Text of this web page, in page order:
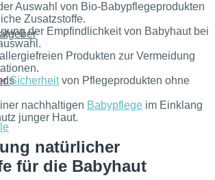
Auswahl von Bio-Babypflegeprodukten
Zusatzstoffe.
der Empfindlichkeit von Babyhaut bei
Produkten zur Vermeidung
Sicherheitvon Pflegeprodukten ohne
nachhaltigen Babypflege im Einklang
junger Haut.
natürlicher
für die Babyhaut